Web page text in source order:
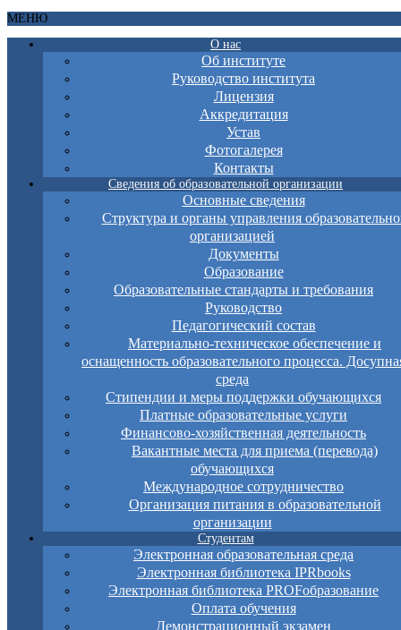
МЕНЮ
О нас
Об институте
Руководство института
Лицензия
Аккредитация
Устав
Фотогалерея
Контакты
Сведения об образовательной организации
Основные сведения
Структура и органы управления
организацией
Документы
Образование
Образовательные стандарты и требования
Руководство
Педагогический состав
Материально-техническое обеспечение и
оснащенность образовательного процесса.
среда
Стипендии и меры поддержки обучающихся
Платные образовательные услуги
Финансово-хозяйственная деятельность
Вакантные места для приема (перевода)
обучающихся
Международное сотрудничество
Организация питания в образовательной
организации
Студентам
Электронная образовательная среда
Электронная библиотека IPRbooks
Электронная библиотека PROFобразование
Оплата обучения
Демонстрационный экзамен